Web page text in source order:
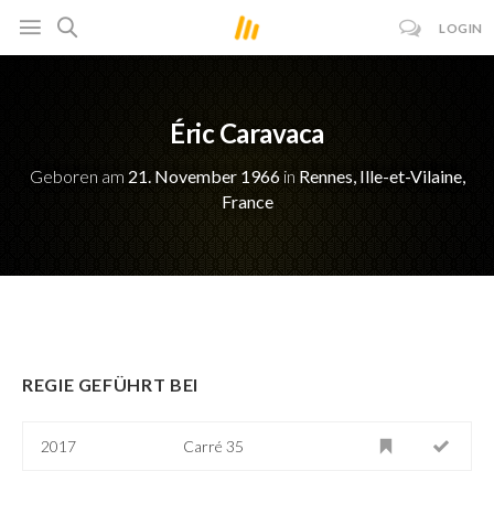
LOGIN
Éric Caravaca
Geboren am 21. November 1966in Rennes, Ille-et-Vilaine,
France
REGIE GEFÜHRT BEI
2017 Carré 35